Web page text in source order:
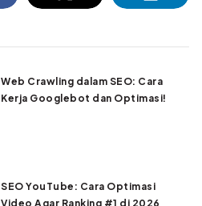
Web Crawling dalam SEO: Cara
Kerja Googlebot dan Optimasi!
SEO YouTube: Cara Optimasi
Video Agar Ranking #1 di 2026